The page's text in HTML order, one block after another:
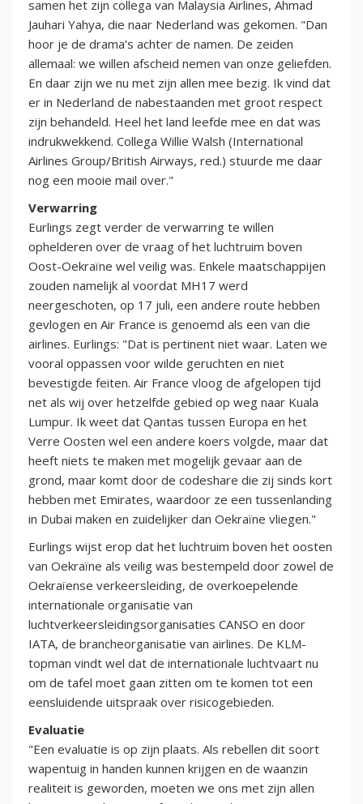
samen het zijn collega van Malaysia Airlines, Ahmad
Jauhari Yahya, die naar Nederland was gekomen. "Dan
hoor je de drama’s achter de namen. De zeiden
allemaal: we willen afscheid nemen van onze geliefden.
En daar zijn we nu met zijn allen mee bezig. Ik vind dat
er in Nederland de nabestaanden met groot respect
zijn behandeld. Heel het land leefde mee en dat was
indrukwekkend. Collega Willie Walsh (International
Airlines Group/British Airways, red.) stuurde me daar
nog een mooie mail over."
Verwarring
Eurlings zegt verder de verwarring te willen
ophelderen over de vraag of het luchtruim boven
Oost-Oekraïne wel veilig was. Enkele maatschappijen
zouden namelijk al voordat MH17 werd
neergeschoten, op 17 juli, een andere route hebben
gevlogen en Air France is genoemd als een van die
airlines. Eurlings: "Dat is pertinent niet waar. Laten we
vooral oppassen voor wilde geruchten en niet
bevestigde feiten. Air France vloog de afgelopen tijd
net als wij over hetzelfde gebied op weg naar Kuala
Lumpur. Ik weet dat Qantas tussen Europa en het
Verre Oosten wel een andere koers volgde, maar dat
heeft niets te maken met mogelijk gevaar aan de
grond, maar komt door de codeshare die zij sinds kort
hebben met Emirates, waardoor ze een tussenlanding
in Dubai maken en zuidelijker dan Oekraïne vliegen."
Eurlings wijst erop dat het luchtruim boven het oosten
van Oekraïne als veilig was bestempeld door zowel de
Oekraïense verkeersleiding, de overkoepelende
internationale organisatie van
luchtverkeersleidingsorganisaties CANSO en door
IATA, de brancheorganisatie van airlines. De KLM-
topman vindt wel dat de internationale luchtvaart nu
om de tafel moet gaan zitten om te komen tot een
eensluidende uitspraak over risicogebieden.
Evaluatie
"Een evaluatie is op zijn plaats. Als rebellen dit soort
wapentuig in handen kunnen krijgen en de waanzin
realiteit is geworden, moeten we ons met zijn allen